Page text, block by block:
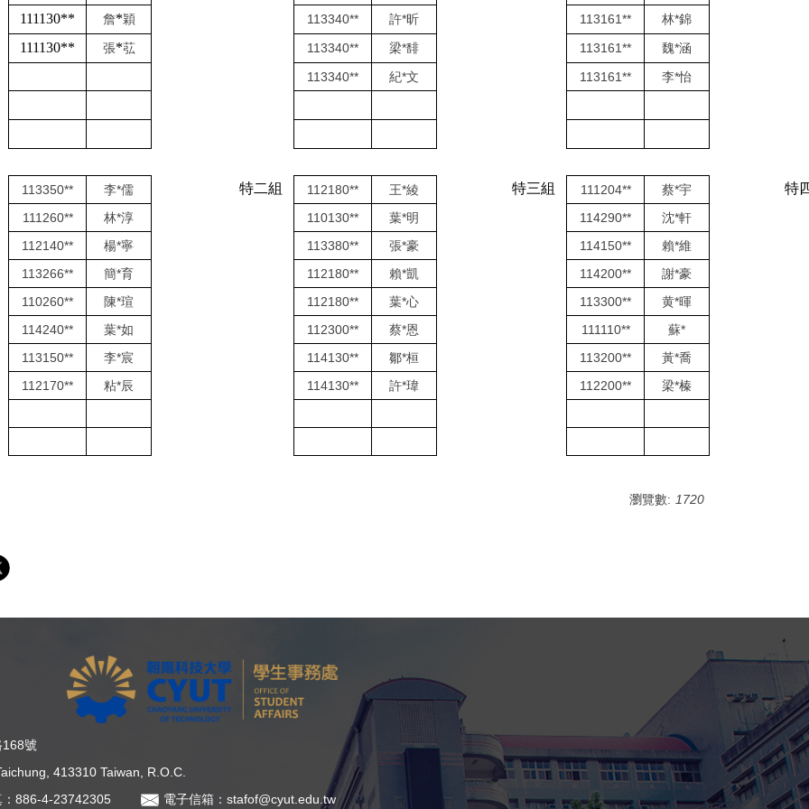
111130** 詹*穎 113340** 許*昕 113161** 林*錦
111130** 張*苰 113340** 梁*馡 113161**
魏*涵
113340**
紀*文 113161** 李*怡
113350** 李*儒 特二組 112180** 王*綾 特三組 111204** 蔡*宇 特
111260** 林*淳 110130** 葉*明 114290**
沈*軒
112140**
楊*寧 113380** 張*豪 114150**
賴*維
113266**
簡*育 112180** 賴*凱 114200**
謝*豪
110260**
陳*瑄 112180** 葉*心 113300**
黄*暉
114240**
葉*如 112300** 蔡*恩 111110**
蘇*
113150**
李*宸 114130** 鄒*桓 113200**
黃*喬
112170**
粘*辰 114130** 許*瑋 112200** 梁*榛
瀏覽數: 1720
號
413310 Taiwan, R.O.C.
：886-4-23742305
電子信箱：stafof@cyut.edu.tw